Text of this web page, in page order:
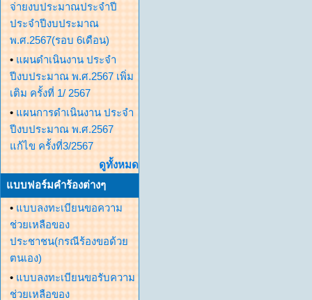
จ่ายงบประมาณประจำปี
ประจำปีงบประมาณ
พ.ศ.2567(รอบ 6เดือน)
• แผนดำเนินงาน ประจำ
ปีงบประมาณ พ.ศ.2567 เพิ่ม
เติม ครั้งที่ 1/ 2567
• แผนการดำเนินงาน ประจำ
ปีงบประมาณ พ.ศ.2567
แก้ไข ครั้งที่3/2567
ดูทั้งหมด
แบบฟอร์มคำร้องต่างๆ
• แบบลงทะเบียนขอความ
ช่วยเหลือของ
ประชาชน(กรณีร้องขอด้วย
ตนเอง)
• แบบลงทะเบียนขอรับความ
ช่วยเหลือของ